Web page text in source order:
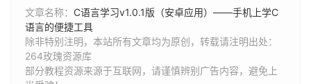
文章名称： C语言学习v1.0.1版（安卓应用）——手机上学C
语言的便捷工具
除非特别注明，本站所有文章均为原创，转载请注明出处：
264玫瑰资源库
部分教程资源来源于互联网，请谨慎辨别广告内容，避免上